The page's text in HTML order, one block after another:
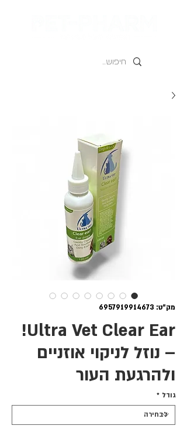
מק"ט: 6957919914673
Ultra Vet Clear Ear!
– נוזל לניקוי אוזניים
ולהרגעת העור
גודל *